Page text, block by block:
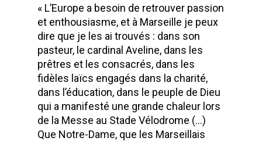
« L’Europe a besoin de retrouver passion
et enthousiasme, et à Marseille je peux
dire que je les ai trouvés : dans son
pasteur, le cardinal Aveline, dans les
prêtres et les consacrés, dans les
fidèles laïcs engagés dans la charité,
dans l’éducation, dans le peuple de Dieu
qui a manifesté une grande chaleur lors
de la Messe au Stade Vélodrome (…)
Que Notre-Dame, que les Marseillais